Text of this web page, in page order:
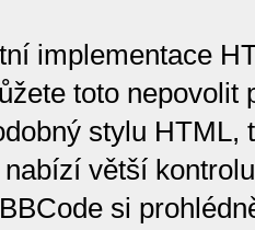
implementace
toto
stylu HTML,
větší
si